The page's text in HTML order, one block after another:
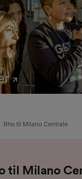
Rho til Milano Centrale
til Milano